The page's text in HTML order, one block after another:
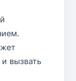
вызвать